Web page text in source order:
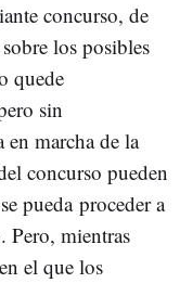
concurso, de
los posibles
quede
sin
marcha de la
concurso pueden
pueda proceder a
Pero, mientras
el que los